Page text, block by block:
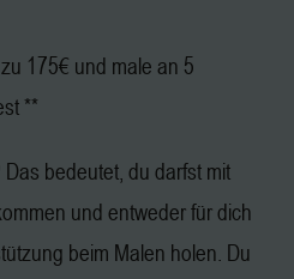
175€ und male an 5
**
Das bedeutet, du darfst mit
und entweder für dich
beim Malen holen. Du